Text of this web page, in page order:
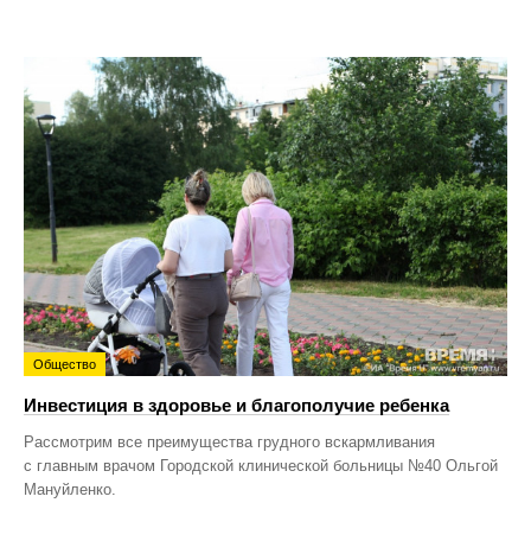
Общество
Инвестиция в здоровье и благополучие ребенка
Рассмотрим все преимущества грудного вскармливания
с главным врачом Городской клинической больницы №40 Ольгой
Мануйленко.